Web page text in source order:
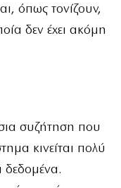
όπως τονίζουν,
δεν έχει ακόμη
συζήτηση που
κινείται πολύ